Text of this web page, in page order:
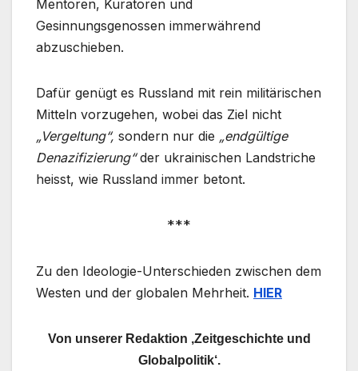
Mentoren, Kuratoren und
Gesinnungsgenossen immerwährend
abzuschieben.
Dafür genügt es Russland mit rein militärischen
Mitteln vorzugehen, wobei das Ziel nicht
„Vergeltung“, sondern nur die „endgültige
Denazifizierung“der ukrainischen Landstriche
heisst, wie Russland immer betont.
***
Zu den Ideologie-Unterschieden zwischen dem
Westen und der globalen Mehrheit. HIER
Von unserer Redaktion ‚Zeitgeschichte und
Globalpolitik‘.